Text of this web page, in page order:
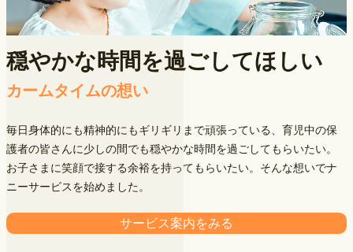
穏やかな時間を過ごしてほしい
カームタイムの想い
毎日身体的にも精神的にもギリギリまで頑張っている、育児中の保
護者の皆さんに少しの間でも穏やかな時間を過ごしてもらいたい。
お子さまに笑顔で接する余裕を持ってもらいたい。そんな想いでナ
ニーサービスを始めました。
サービス案内をみる